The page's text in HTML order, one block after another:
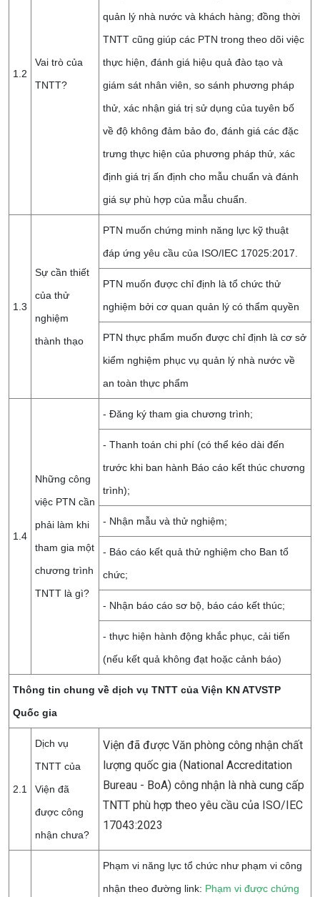
1.2
Vai trò của
TNTT?
quản lý nhà nước và khách hàng; đồng thời
TNTT cũng giúp các PTN trong theo dõi việc
thực hiện, đánh giá hiệu quả đào tạo và
giám sát nhân viên, so sánh phương pháp
thử, xác nhận giá trị sử dụng của tuyên bố
về độ không đảm bảo đo, đánh giá các đặc
trưng thực hiện của phương pháp thử, xác
định giá trị ấn định cho mẫu chuẩn và đánh
giá sự phù hợp của mẫu chuẩn.
1.3
Sự cần thiết
của thử
nghiệm
thành thạo
PTN muốn chứng minh năng lực kỹ thuật
đáp ứng yêu cầu của ISO/IEC 17025:2017.
PTN muốn được chỉ định là tổ chức thử
nghiệm bởi cơ quan quản lý có thẩm quyền
PTN thực phẩm muốn được chỉ định là cơ sở
kiểm nghiệm phục vụ quản lý nhà nước về
an toàn thực phẩm
1.4
Những công
việc PTN cần
phải làm khi
tham gia một
chương trình
TNTT là gì?
- Đăng ký tham gia chương trình;
- Thanh toán chi phí (có thể kéo dài đến
trước khi ban hành Báo cáo kết thúc chương
trình);
- Nhận mẫu và thử nghiệm;
- Báo cáo kết quả thử nghiệm cho Ban tổ
chức;
- Nhận báo cáo sơ bộ, báo cáo kết thúc;
- thực hiện hành động khắc phục, cải tiến
(nếu kết quả không đạt hoặc cảnh báo)
Thông tin chung về dịch vụ TNTT của Viện KN ATVSTP
Quốc gia
2.1
Dịch vụ
TNTT của
Viện đã
được công
nhận chưa?
Viện đã được Văn phòng công nhận chất
lượng quốc gia (National Accreditation
Bureau - BoA) công nhận là nhà cung cấp
TNTT phù hợp theo yêu cầu của ISO/IEC
17043:2023
Phạm vi năng lực tổ chức như phạm vi công
nhận theo đường link: Phạm vi được chứng